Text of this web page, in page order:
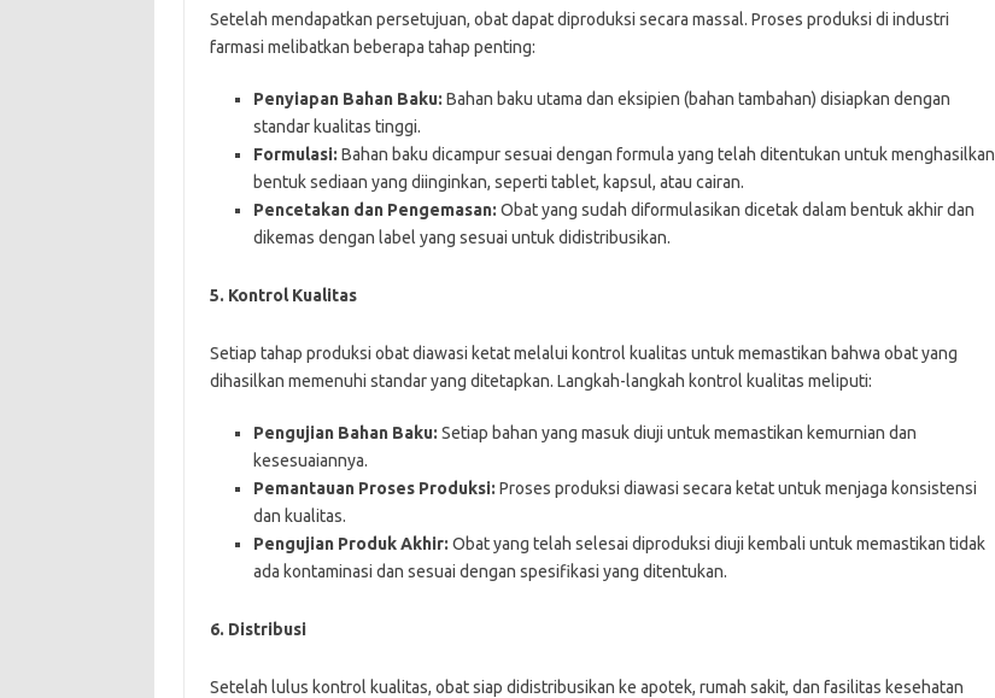
Setelah mendapatkan persetujuan, obat dapat diproduksi secara massal. Proses produksi di industri
farmasi melibatkan beberapa tahap penting:
Penyiapan Bahan Baku: Bahan baku utama dan eksipien (bahan tambahan) disiapkan dengan
standar kualitas tinggi.
Formulasi: Bahan baku dicampur sesuai dengan formula yang telah ditentukan untuk menghasilkan
bentuk sediaan yang diinginkan, seperti tablet, kapsul, atau cairan.
Pencetakan dan Pengemasan: Obat yang sudah diformulasikan dicetak dalam bentuk akhir dan
dikemas dengan label yang sesuai untuk didistribusikan.
5. Kontrol Kualitas
Setiap tahap produksi obat diawasi ketat melalui kontrol kualitas untuk memastikan bahwa obat yang
dihasilkan memenuhi standar yang ditetapkan. Langkah-langkah kontrol kualitas meliputi:
Pengujian Bahan Baku: Setiap bahan yang masuk diuji untuk memastikan kemurnian dan
kesesuaiannya.
Pemantauan Proses Produksi: Proses produksi diawasi secara ketat untuk menjaga konsistensi
dan kualitas.
Pengujian Produk Akhir: Obat yang telah selesai diproduksi diuji kembali untuk memastikan tidak
ada kontaminasi dan sesuai dengan spesifikasi yang ditentukan.
6. Distribusi
Setelah lulus kontrol kualitas, obat siap didistribusikan ke apotek, rumah sakit, dan fasilitas kesehatan